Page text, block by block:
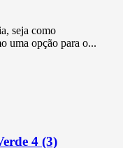
seja como
uma opção para o...
4 (3)